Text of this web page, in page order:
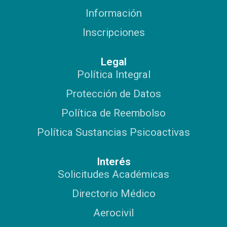
Interés
Solicitudes Académicas
Directorio Médico
Aerocivil
Legal
Política Integral
Protección de Datos
Política de Reembolso
Política Sustancias Psicoactivas
Información
Inscripciones